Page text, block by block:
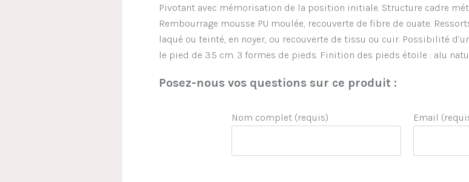
Pivotant avec mémorisation de la position initiale. Structure cadre
Rembourrage mousse PU moulée, recouverte de fibre de ouate.
laqué ou teinté, en noyer, ou recouverte de tissu ou cuir. Possibilité
le pied de 3.5 cm. 3 formes de pieds. Finition des pieds étoile : alu
Posez-nous vos questions sur ce produit :
Nom complet (requis) Email